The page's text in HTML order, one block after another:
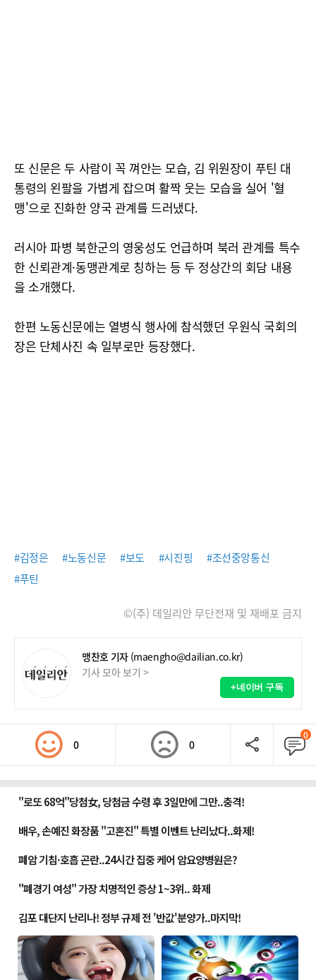
또 신문은 두 사람이 꼭 껴안는 모습, 김 위원장이 푸틴 대
통령의 왼팔을 가볍게 잡으며 활짝 웃는 모습을 실어 '혈
맹'으로 진화한 양국 관계를 드러냈다.
러시아 파병 북한군의 영웅성도 언급하며 북러 관계를 특수
한 신뢰관계·동맹관계로 칭하는 등 두 정상간의 회담 내용
을 소개했다.
한편 노동신문에는 열병식 행사에 참석했던 우원식 국회의
장은 단체사진 속 일부로만 등장했다.
#김정은 #노동신문 #보도 #시진핑
#조선중앙통신
#푸틴
©(주) 데일리안 무단전재 및 재배포 금지
맹찬호 기자 (maengho@dailian.co.kr)
기사 모아 보기 >
+네이버 구독
0 0
0